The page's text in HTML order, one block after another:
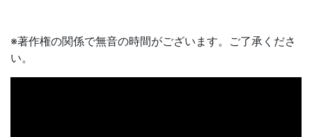
※著作権の関係で無音の時間がございます。ご了承くださ
い。